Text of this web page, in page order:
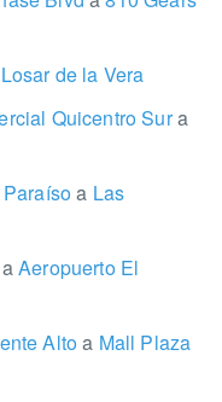
de la Vera
Quicentro Sura
Paraísoa Las
aAeropuerto El
Altoa Mall Plaza